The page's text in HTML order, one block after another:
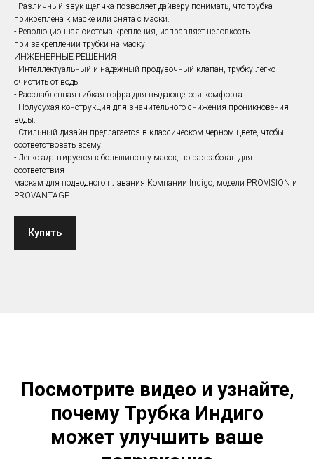
- Различный звук щелчка позволяет дайверу понимать, что трубка
прикреплена к маске или снята с маски.
- Революционная система крепления, исправляет неловкость
при закреплении трубки на маску.
ИНЖЕНЕРНЫЕ РЕШЕНИЯ
- Интеллектуальный и надежный продувочный клапан, трубку легко
очистить от воды .
- Расслабленная гибкая гофра для выдающегося комфорта.
- Полусухая конструкция для значительного снижения проникновения
воды.
- Стильный дизайн предлагается в классическом черном цвете, чтобы
соответствовать всему.
- Легко адаптируется к большинству масок, но разработан для
соответствия
маскам для подводного плавания Компании Indigo, модели PROVISION и
PROVANTAGE.
Купить
Посмотрите видео и узнайте,
почему Трубка Индиго
может улучшить ваше